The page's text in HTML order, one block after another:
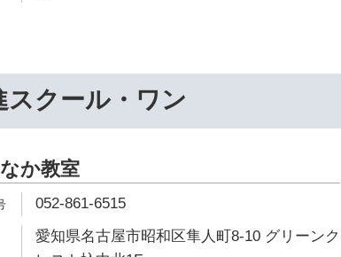
スクール・ワン
か教室
052-861-6515
愛知県名古屋市昭和区隼人町8-10 グリーンク